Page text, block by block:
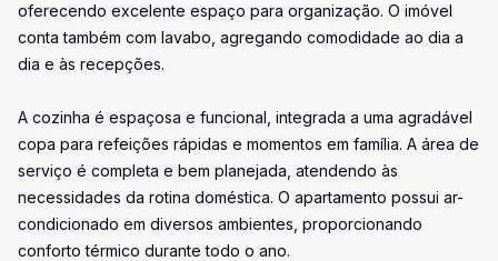
oferecendo excelente espaço para organização. O imóvel
conta também com lavabo, agregando comodidade ao dia a
dia e às recepções.
A cozinha é espaçosa e funcional, integrada a uma agradável
copa para refeições rápidas e momentos em família. A área de
serviço é completa e bem planejada, atendendo às
necessidades da rotina doméstica. O apartamento possui ar-
condicionado em diversos ambientes, proporcionando
conforto térmico durante todo o ano.